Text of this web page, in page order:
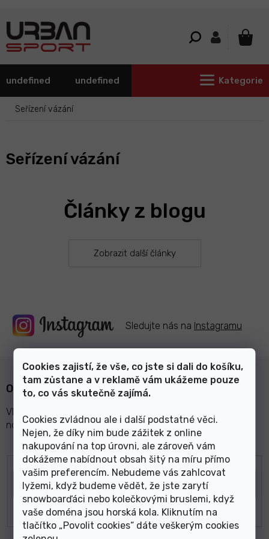
Cookies zajistí, že vše, co jste si dali do košíku,
tam zůstane a v reklamě vám ukážeme pouze
to, co vás skutečně zajímá.
Cookies zvládnou ale i další podstatné věci.
Nejen, že díky nim bude zážitek z online
nakupování na top úrovni, ale zároveň vám
dokážeme nabídnout obsah šitý na míru přímo
vašim preferencím. Nebudeme vás zahlcovat
lyžemi, když budeme vědět, že jste zarytí
snowboarďáci nebo kolečkovými bruslemi, když
vaše doména jsou horská kola. Kliknutím na
tlačítko „Povolit cookies“ dáte veškerým cookies
undefined undefined Kategorie
Seřízení vázání
Seřízení vázání
Články z blogu
Zobrazit další články
Sledujte nás na Instagramu
Odebírat newsletter
Vložte svůj e-mail a my vám budeme zasílat informace o
nových produktech na našem e-shopu.
E-mail